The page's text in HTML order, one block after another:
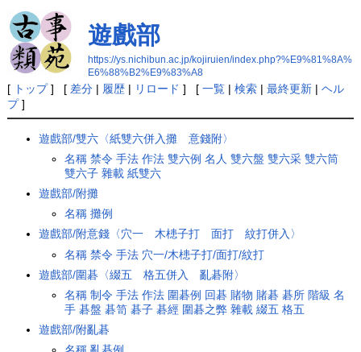
遊戲部
https://ys.nichibun.ac.jp/kojiruien/index.php?%E9%81%8A%
E6%88%B2%E9%83%A8
[ トップ] [ 差分| 履歴| リロード ] [ 一覧| 検索| 最終更新| ヘル
プ]
遊戲部/雙六〈紙雙六併入攤 意錢附〉
名稱 禁令 手法 作法 雙六例 名人 雙六盤 雙六采 雙六筒
雙六子 雜載 紙雙六
遊戲部/附攤
名稱 攤例
遊戲部/附意錢〈穴一 木槵子打 面打 紋打併入〉
名稱 禁令 手法 穴一/木槵子打/面打/紋打
遊戲部/圍碁〈綴五 格五併入 亂碁附〉
名稱 制令 手法 作法 圍碁例 回碁 賭物 賭碁 碁所 階級 名
手 碁盤 碁笥 碁子 碁經 圍碁之弊 雜載 綴五 格五
遊戲部/附亂碁